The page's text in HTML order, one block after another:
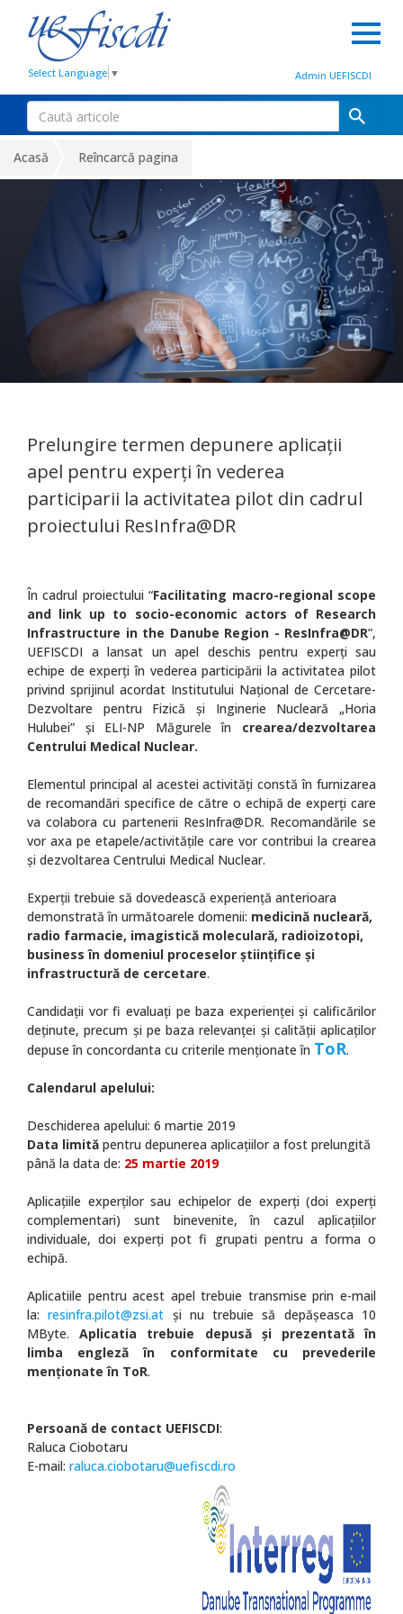
Select Language ▼ Admin UEFISCDI
Acasă Reîncarcă pagina
Prelungire termen depunere aplicaţii
apel pentru experţi în vederea
participarii la activitatea pilot din cadrul
proiectului ResInfra@DR
În cadrul proiectului “Facilitating macro-regional scope
and link up to socio-economic actors of Research
Infrastructure in the Danube Region - ResInfra@DR”,
UEFISCDI a lansat un apel deschis pentru experţi sau
echipe de experţi în vederea participării la activitatea pilot
privind sprijinul acordat Institutului Național de Cercetare-
Dezvoltare pentru Fizică și Inginerie Nucleară „Horia
Hulubei” şi ELI-NP Măgurele în crearea/dezvoltarea
Centrului Medical Nuclear.
Elementul principal al acestei activităţi constă în furnizarea
de recomandări specifice de către o echipă de experţi care
va colabora cu partenerii ResInfra@DR. Recomandările se
vor axa pe etapele/activităţile care vor contribui la crearea
şi dezvoltarea Centrului Medical Nuclear.
Experţii trebuie să dovedească experienţă anterioara
demonstrată în următoarele domenii: medicină nucleară,
radio farmacie, imagistică moleculară, radioizotopi,
business în domeniul proceselor științifice și
infrastructură de cercetare.
Candidaţii vor fi evaluaţi pe baza experienţei şi calificărilor
deţinute, precum şi pe baza relevanţei şi calităţii aplicaţilor
depuse în concordanta cu criterile menţionate în ToR.
Calendarul apelului:
Deschiderea apelului: 6 martie 2019
Data limită pentru depunerea aplicaţiilor a fost prelungită
până la data de: 25 martie 2019
Aplicațiile experților sau echipelor de experți (doi experți
complementari) sunt binevenite, în cazul aplicațiilor
individuale, doi experți pot fi grupati pentru a forma o
echipă.
Aplicatiile pentru acest apel trebuie transmise prin e-mail
la:resinfra.pilot@zsi.at şi nu trebuie să depășeasca 10
MByte.Aplicatia trebuie depusă și prezentată în
limba engleză în conformitate cu prevederile
menționate în ToR.
Persoană de contact UEFISCDI:
Raluca Ciobotaru
E-mail: raluca.ciobotaru@uefiscdi.ro